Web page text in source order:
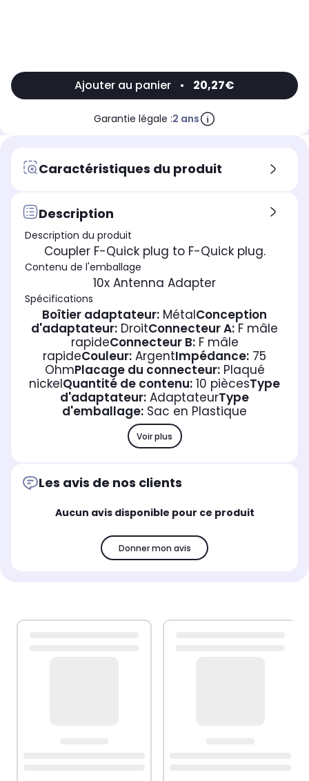
Ajouter au panier • 20,27€
Garantie légale :2 ans
Caractéristiques du produit
Description
Description du produit
Coupler F-Quick plug to F-Quick plug.
Contenu de l'emballage
10x Antenna Adapter
Spécifications
Boîtier adaptateur: MétalConception
d'adaptateur: DroitConnecteur A: F mâle
rapideConnecteur B:F mâle
rapideCouleur: ArgentImpédance: 75
OhmPlacage du connecteur:Plaqué
nickelQuantité de contenu: 10 piècesType
d'adaptateur: AdaptateurType
d'emballage: Sac en Plastique
Voir plus
Les avis de nos clients
Aucun avis disponible pour ce produit
Donner mon avis